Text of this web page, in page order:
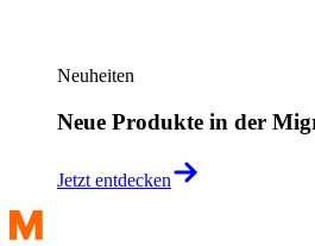
Neuheiten
Neue Produkte in der
Jetzt entdecken